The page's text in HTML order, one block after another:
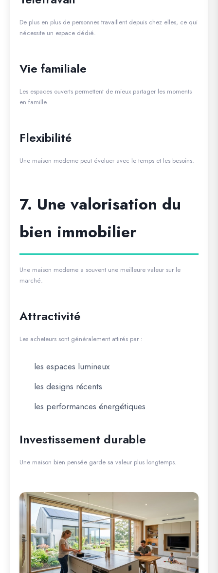
De plus en plus de personnes travaillent depuis chez elles, ce qui
nécessite un espace dédié.
Vie familiale
Les espaces ouverts permettent de mieux partager les moments
en famille.
Flexibilité
Une maison moderne peut évoluer avec le temps et les besoins.
7. Une valorisation du
bien immobilier
Une maison moderne a souvent une meilleure valeur sur le
marché.
Attractivité
Les acheteurs sont généralement attirés par :
les espaces lumineux
les designs récents
les performances énergétiques
Investissement durable
Une maison bien pensée garde sa valeur plus longtemps.